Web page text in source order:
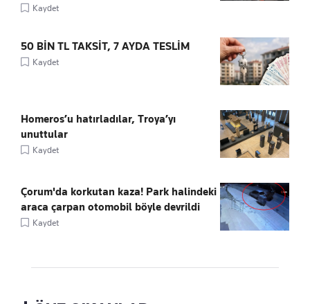
Kaydet
50 BİN TL TAKSİT, 7 AYDA TESLİM
Kaydet
Homeros’u hatırladılar, Troya’yı
unuttular
Kaydet
Çorum'da korkutan kaza! Park halindeki
araca çarpan otomobil böyle devrildi
Kaydet